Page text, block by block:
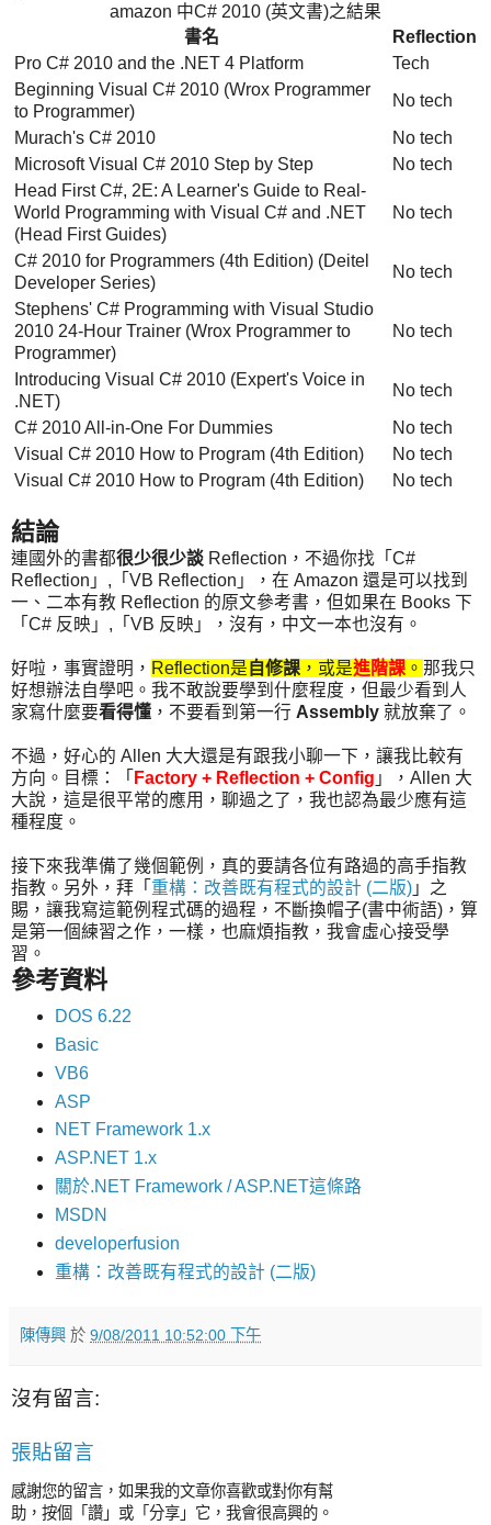
amazon 中C# 2010 (英文書)之結果
書名
Reflection
Pro C# 2010 and the .NET 4 Platform
Tech
Beginning Visual C# 2010 (Wrox Programmer
to Programmer)
No tech
Murach's C# 2010
No tech
Microsoft Visual C# 2010 Step by Step
No tech
Head First C#, 2E: A Learner's Guide to Real-
World Programming with Visual C# and .NET
(Head First Guides)
No tech
C# 2010 for Programmers (4th Edition) (Deitel
Developer Series)
No tech
Stephens' C# Programming with Visual Studio
2010 24-Hour Trainer (Wrox Programmer to
Programmer)
No tech
Introducing Visual C# 2010 (Expert's Voice in
.NET)
No tech
C# 2010 All-in-One For Dummies
No tech
Visual C# 2010 How to Program (4th Edition)
No tech
Visual C# 2010 How to Program (4th Edition)
No tech
結論
連國外的書都很少很少談 Reflection，不過你找「C#
Reflection」,「VB Reflection」，在 Amazon 還是可以找到
一、二本有教 Reflection 的原文參考書，但如果在 Books 下
「C# 反映」,「VB 反映」，沒有，中文一本也沒有。
好啦，事實證明， Reflection是 自修課 ，或是進階課 。 那我只
好想辦法自學吧。我不敢說要學到什麼程度，但最少看到人
家寫什麼要看得懂 ，不要看到第一行 Assembly 就放棄了。
不過，好心的 Allen 大大還是有跟我小聊一下，讓我比較有
方向。目標：「 Factory + Reflection + Config 」，Allen 大
大說，這是很平常的應用，聊過之了，我也認為最少應有這
種程度。
接下來我準備了幾個範例，真的要請各位有路過的高手指教
指教。另外，拜「 重構：改善既有程式的設計 (二版) 」之
賜，讓我寫這範例程式碼的過程，不斷換帽子(書中術語)，算
是第一個練習之作，一樣，也麻煩指教，我會虛心接受學
習。
參考資料
DOS 6.22
Basic
VB6
ASP
NET Framework 1.x
ASP.NET 1.x
關於.NET Framework / ASP.NET這條路
MSDN
developerfusion
重構：改善既有程式的設計 (二版)
陳傳興 於 9/08/2011 10:52:00 下午
沒有留言:
張貼留言
感謝您的留言，如果我的文章你喜歡或對你有幫
助，按個「讚」或「分享」它，我會很高興的。